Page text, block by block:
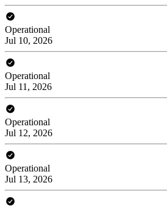
Operational
Jul 10, 2026
Operational
Jul 11, 2026
Operational
Jul 12, 2026
Operational
Jul 13, 2026